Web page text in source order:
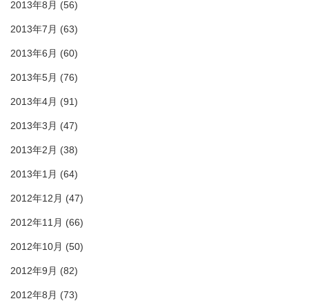
2013年8月 (56)
2013年7月 (63)
2013年6月 (60)
2013年5月 (76)
2013年4月 (91)
2013年3月 (47)
2013年2月 (38)
2013年1月 (64)
2012年12月 (47)
2012年11月 (66)
2012年10月 (50)
2012年9月 (82)
2012年8月 (73)